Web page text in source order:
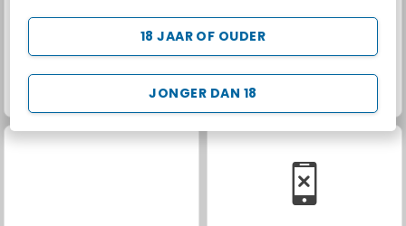
JONGER DAN 18
18 JAAR OF OUDER
Trollface Quest: USA 2